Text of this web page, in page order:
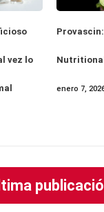
vez lo
enero 7,